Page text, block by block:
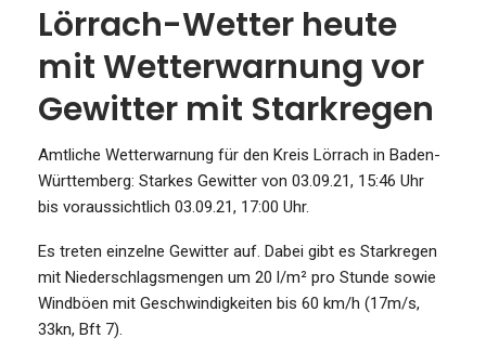
Lörrach-Wetter heute
mit Wetterwarnung vor
Gewitter mit Starkregen
Amtliche Wetterwarnung für den Kreis Lörrach in Baden-
Württemberg: Starkes Gewitter von 03.09.21, 15:46 Uhr
bis voraussichtlich 03.09.21, 17:00 Uhr.
Es treten einzelne Gewitter auf. Dabei gibt es Starkregen
mit Niederschlagsmengen um 20 l/m² pro Stunde sowie
Windböen mit Geschwindigkeiten bis 60 km/h (17m/s,
33kn, Bft 7).